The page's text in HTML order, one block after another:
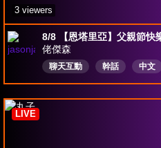
8/8 【恩塔里亞】父親節快
佬傑森
聊天互動 幹話 中文
3 viewers
LIVE